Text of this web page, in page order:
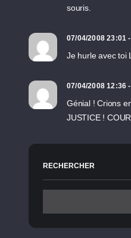
souris.
07/04/2008 23:01
Je hurle avec toi
07/04/2008 12:36
Génial ! Crions
JUSTICE !
RECHERCHER